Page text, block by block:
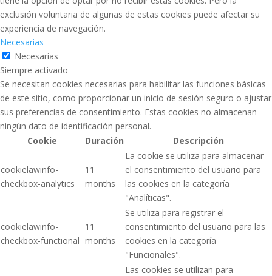
exclusión voluntaria de algunas de estas cookies puede afectar su
experiencia de navegación.
Necesarias
Necesarias
Siempre activado
Se necesitan cookies necesarias para habilitar las funciones básicas
de este sitio, como proporcionar un inicio de sesión seguro o ajustar
sus preferencias de consentimiento. Estas cookies no almacenan
ningún dato de identificación personal.
Cookie
Duración Descripción
cookielawinfo-
checkbox-analytics
11
months
La cookie se utiliza para almacenar
el consentimiento del usuario para
las cookies en la categoría
"Analíticas".
cookielawinfo-
checkbox-functional
11
months
Se utiliza para registrar el
consentimiento del usuario para las
cookies en la categoría
"Funcionales".
Las cookies se utilizan para